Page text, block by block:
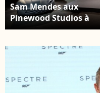
Sam Mendes aux
Pinewood Studios à
Londres le 4 décembre